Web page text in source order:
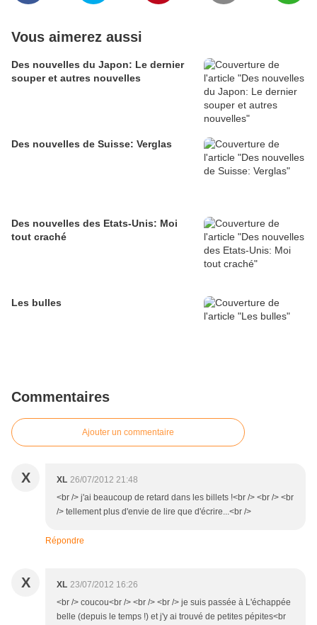
Vous aimerez aussi
Des nouvelles du Japon: Le dernier
souper et autres nouvelles
Des nouvelles de Suisse: Verglas
Des nouvelles des Etats-Unis: Moi
tout craché
Les bulles
Commentaires
Ajouter un commentaire
X XL 26/07/2012 21:48
<br /> j'ai beaucoup de retard dans les billets !<br /> <br /> <br
/> tellement plus d'envie de lire que d'écrire...<br />
Répondre
X XL 23/07/2012 16:26
<br /> coucou<br /> <br /> <br /> je suis passée à L'échappée
belle (depuis le temps !) et j'y ai trouvé de petites pépites<br